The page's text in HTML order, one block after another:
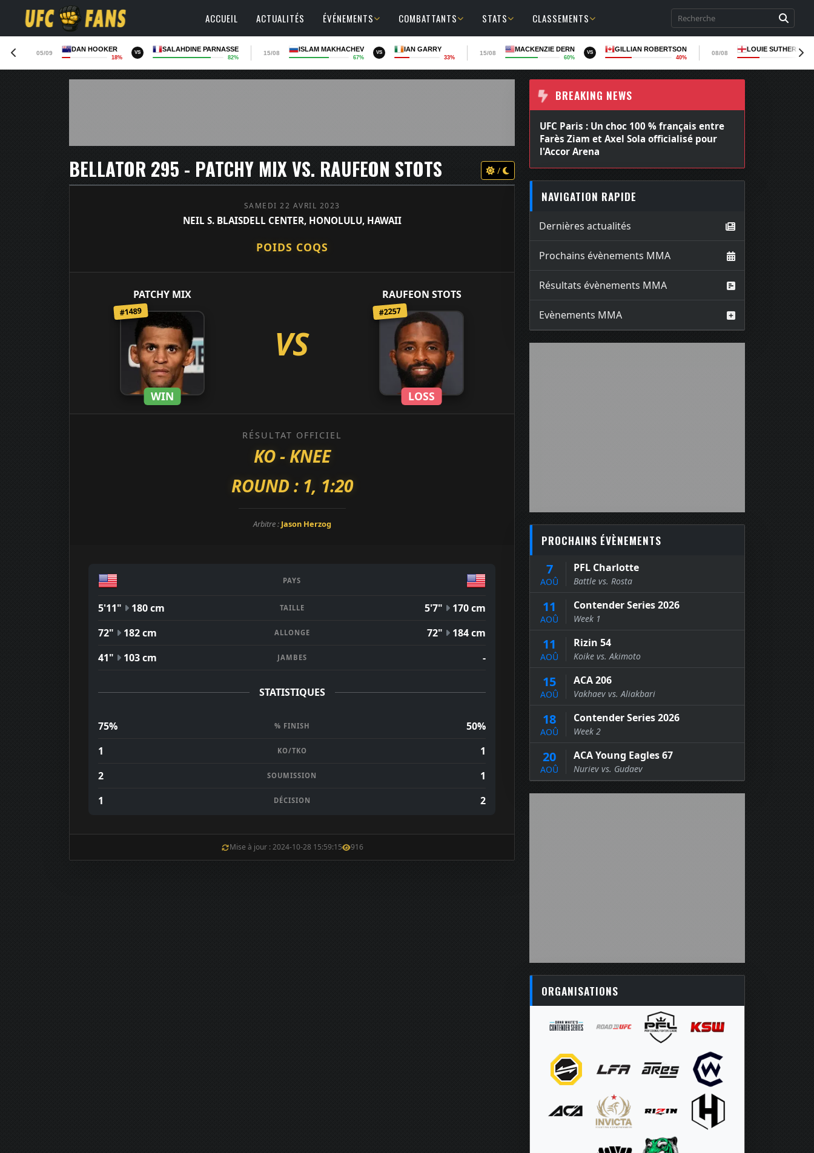
ACCUEIL ACTUALITÉS ÉVÉNEMENTS COMBATTANTS STATS CLASSEMENTS
05/09
DAN HOOKER
18%
VS SALAHDINE PARNASSE
82%
15/08
ISLAM MAKHACHEV
67%
VS IAN GARRY
33%
15/08
MACKENZIE DERN
60%
VS GILLIAN ROBERTSON
40%
08/08
LOUIE
BELLATOR 295 - PATCHY MIX VS. RAUFEON STOTS /
SAMEDI 22 AVRIL 2023
NEIL S. BLAISDELL CENTER, HONOLULU, HAWAII
POIDS COQS
PATCHY MIX
#1489
WIN
VS
RAUFEON STOTS
#2257
LOSS
RÉSULTAT OFFICIEL
KO - KNEE
ROUND : 1, 1:20
Arbitre : Jason Herzog
PAYS
5'11" 180 cm TAILLE 5'7"
170 cm
72"
182 cm ALLONGE 72"
184 cm
41"
103 cm JAMBES -
STATISTIQUES
75% % FINISH
50%
1
KO/TKO
1
2
SOUMISSION
1
1
DÉCISION 2
Mise à jour : 2024-10-28 15:59:15 916
BREAKING NEWS
UFC 331 : Arman Tsarukyan affrontera
finalement Mauricio Ruffy en co-main
event
NAVIGATION RAPIDE
Dernières actualités
Prochains évènements MMA
Résultats évènements MMA
Evènements MMA
PROCHAINS ÉVÈNEMENTS
7
AOÛ
PFL Charlotte
Battle vs. Rosta
11
AOÛ
Contender Series 2026
Week 1
11
AOÛ
Rizin 54
Koike vs. Akimoto
15
AOÛ
ACA 206
Vakhaev vs. Aliakbari
18
AOÛ
Contender Series 2026
Week 2
20
AOÛ
ACA Young Eagles 67
Nuriev vs. Gudaev
ORGANISATIONS